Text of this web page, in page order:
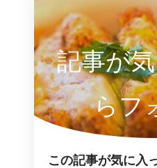
記事が
らフ
この記事が気に入